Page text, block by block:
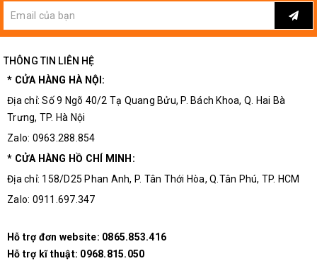
THÔNG TIN LIÊN HỆ
* CỬA HÀNG HÀ NỘI:
Địa chỉ: Số 9 Ngõ 40/2 Tạ Quang Bửu, P. Bách Khoa, Q. Hai Bà
Trưng, TP. Hà Nội
Zalo: 0963.288.854
* CỬA HÀNG HỒ CHÍ MINH:
Địa chỉ: 158/D25 Phan Anh, P. Tân Thới Hòa, Q.Tân Phú, TP. HCM
Zalo: 0911.697.347
Hỗ trợ đơn website: 0865.853.416
Hỗ trợ kĩ thuật: 0968.815.050